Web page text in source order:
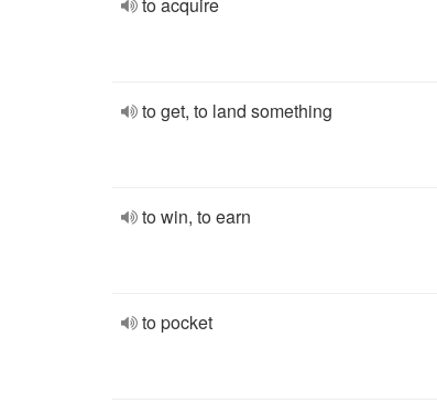
to get, to land something
to win, to earn
to pocket